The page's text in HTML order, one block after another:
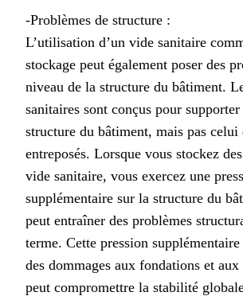
-Problèmes de structure :
L’utilisation d’un vide sanitaire
stockage peut également poser des
niveau de la structure du bâtiment.
sanitaires sont conçus pour
structure du bâtiment, mais pas celui
entreposés. Lorsque vous stockez
vide sanitaire, vous exercez une
supplémentaire sur la structure du
peut entraîner des problèmes
terme. Cette pression supplémentaire
des dommages aux fondations et
peut compromettre la stabilité